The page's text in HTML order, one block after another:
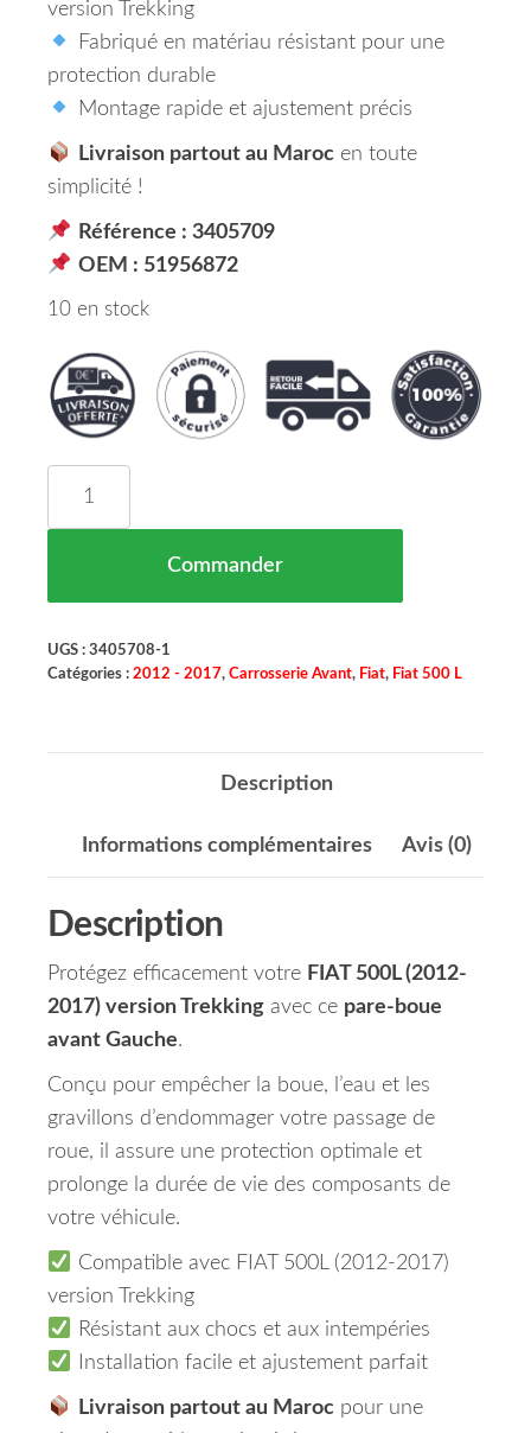
version Trekking
Fabriqué en matériau résistant pour une
protection durable
Montage rapide et ajustement précis
Livraison partout au Marocen toute
simplicité !
Référence : 3405709
OEM : 51956872
10 en stock
Commander
UGS : 3405708-1
Catégories : 2012 - 2017, Carrosserie Avant, Fiat, Fiat 500 L
Description
Informations complémentaires Avis (0)
Description
Protégez efficacement votre FIAT 500L (2012-
2017) version Trekking avec ce pare-boue
avant Gauche.
Conçu pour empêcher la boue, l’eau et les
gravillons d’endommager votre passage de
roue, il assure une protection optimale et
prolonge la durée de vie des composants de
votre véhicule.
Compatible avec FIAT 500L (2012-2017)
version Trekking
Résistant aux chocs et aux intempéries
Installation facile et ajustement parfait
Livraison partout au Marocpour une